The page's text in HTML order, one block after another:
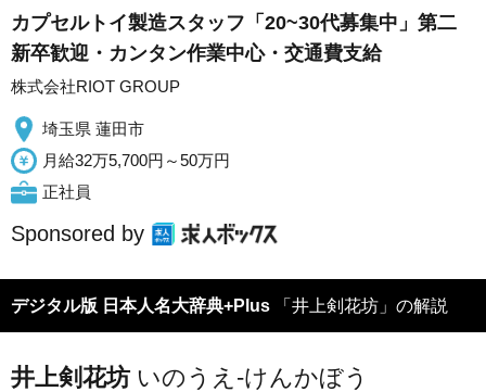
カプセルトイ製造スタッフ「20~30代募集中」第二
新卒歓迎・カンタン作業中心・交通費支給
株式会社RIOT GROUP
埼玉県 蓮田市
月給32万5,700円～50万円
正社員
Sponsored by
デジタル版 日本人名大辞典+Plus 「井上剣花坊」の解説
井上剣花坊 いのうえ-けんかぼう